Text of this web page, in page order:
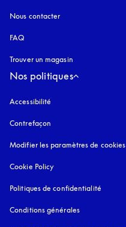
Nous contacter
FAQ
Trouver un magasin
Nos politiques
Accessibilité
Contrefaçon
Modifier les paramètres de cookies
Cookie Policy
Politiques de confidentialité
Conditions générales